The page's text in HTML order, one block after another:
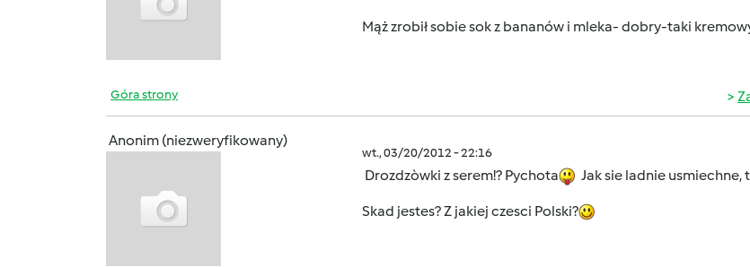
Mąż zrobił sobie sok z bananów i mleka- dobry-taki
Góra strony
Anonim (niezweryfikowany)
wt., 03/20/2012 - 22:16
Drozdzòwki z serem!? Pychota
Jak sie ladnie usmiechne,
Skad jestes? Z jakiej czesci Polski?